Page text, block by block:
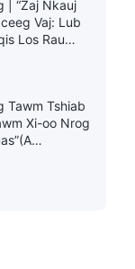
| “Zaj Nkauj
Vaj: Lub
Los Rau
Tawm Tshiab
Xi-oo Nrog